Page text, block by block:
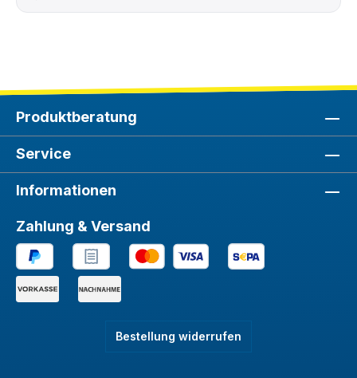
Produktberatung
Service
Informationen
Zahlung & Versand
Bestellung widerrufen